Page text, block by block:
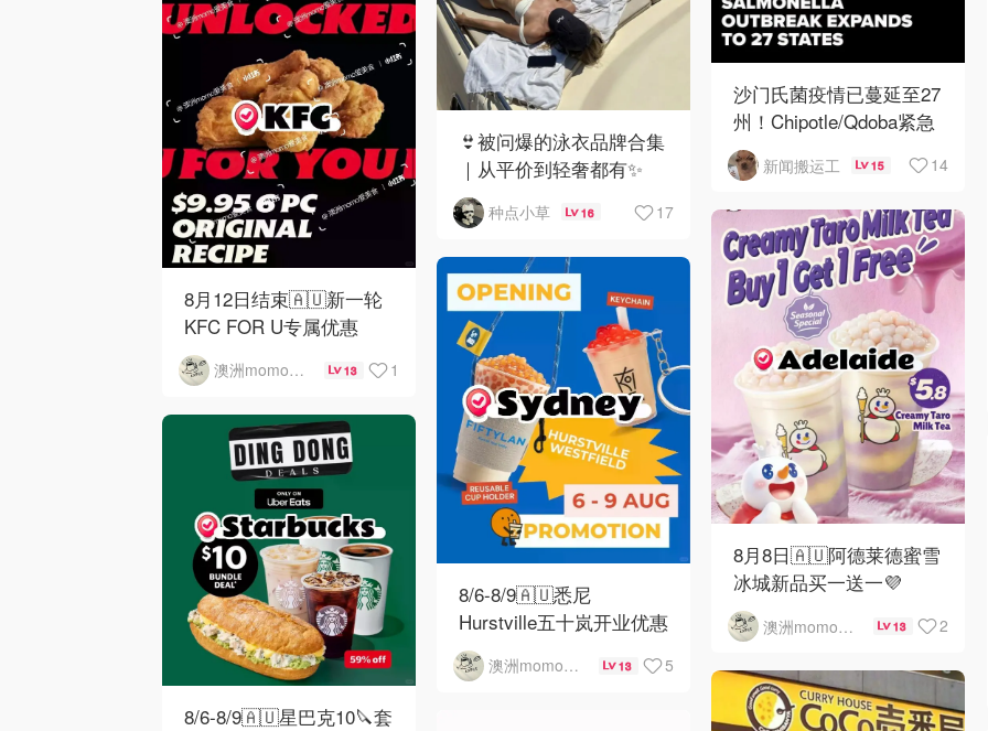
沙门氏菌疫情已蔓延至27
州！Chipotle/Qdoba紧急
下架辣椒
新闻搬运工 15 14
👙被问爆的泳衣品牌合集
｜从平价到轻奢都有✨
种点小草 16 17
8月12日结束🇦🇺新一轮
KFC FOR U专属优惠
澳洲momo爱吃 13 1
8月8日🇦🇺阿德莱德蜜雪
冰城新品买一送一💜
澳洲momo爱吃 13 2
8/6-8/9🇦🇺悉尼
Hurstville五十岚开业优惠
澳洲momo爱吃 13 5
8/6-8/9🇦🇺星巴克10🔪套